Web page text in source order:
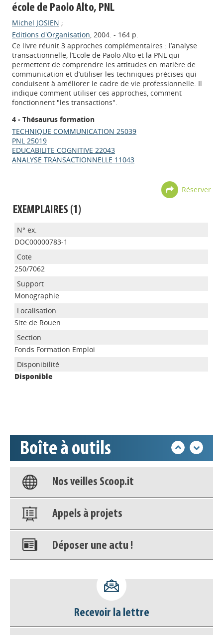
école de Paolo Alto, PNL
Michel JOSIEN ;
Editions d'Organisation, 2004. - 164 p.
Ce livre réunit 3 approches complémentaires : l’analyse
transactionnelle, l’Ecole de Paolo Alto et la PNL qui
permettent de comprendre les attitudes en matière de
communication et d’utiliser les techniques précises qui
conduisent à améliorer le cadre de vie professionnelle. Il
indique comment utiliser ces approches, comment
fonctionnent "les transactions".
4 - Thésaurus formation
TECHNIQUE COMMUNICATION 25039
PNL 25019
EDUCABILITE COGNITIVE 22043
ANALYSE TRANSACTIONNELLE 11043
Réserver
EXEMPLAIRES (1)
DOC00000783-1
250/7062
Monographie
Site de Rouen
Fonds Formation Emploi
Disponible
Boîte à outils
Appels à projets
Base documentaire
Nos veilles Scoop.it
Appels à projets
Déposer une actu !
déconnecter)
Base documentaire
Recevoir la lettre